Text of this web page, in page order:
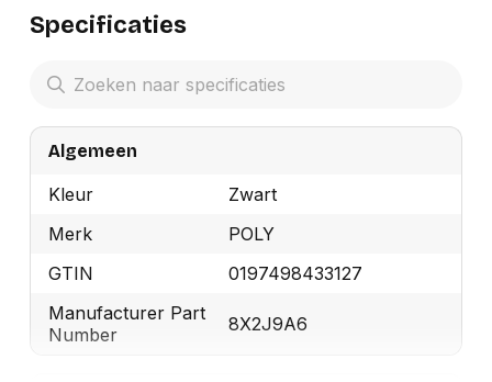
headset met snoer voor nog meer flexibiliteit.
Deze headset heeft een lichtgewicht metalen
verstelbare pasvorm. De kunstleren oorkussens
draaggemak.
Specificaties
Algemeen
Kleur
Zwart
Merk
POLY
GTIN
0197498433127
Manufacturer Part
Number
8X2J9A6